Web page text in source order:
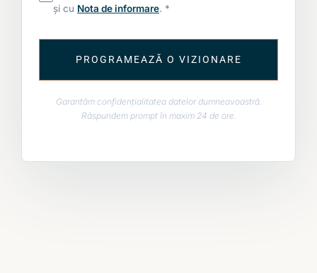
și cu Nota de informare. *
PROGRAMEAZĂ O VIZIONARE
Garantăm confidențialitatea datelor dumneavoastră.
Răspundem prompt în maxim 24 de ore.